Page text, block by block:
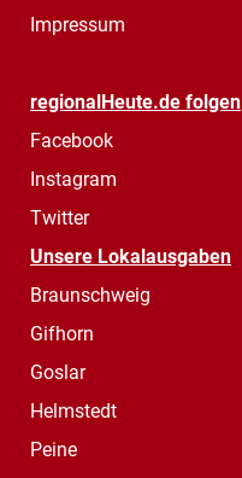
Impressum
regionalHeute.de folgen
Facebook
Instagram
Twitter
Unsere Lokalausgaben
Braunschweig
Gifhorn
Goslar
Helmstedt
Peine